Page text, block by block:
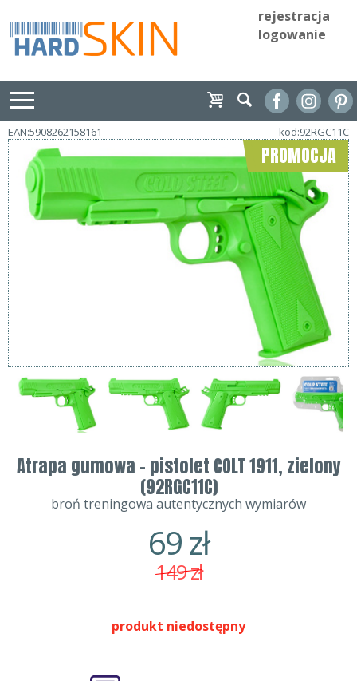
rejestracja
logowanie
EAN:5908262158161 kod:92RGC11C
PROMOCJA
Atrapa gumowa - pistolet COLT 1911, zielony
(92RGC11C)
broń treningowa autentycznych wymiarów
69zł
149zł
produkt niedostępny